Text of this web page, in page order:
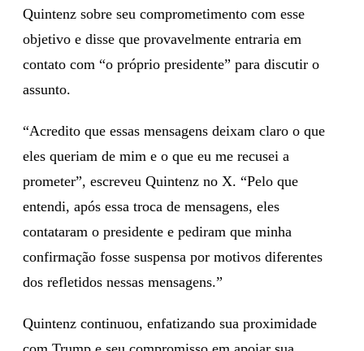
Quintenz sobre seu comprometimento com esse
objetivo e disse que provavelmente entraria em
contato com “o próprio presidente” para discutir o
assunto.
“Acredito que essas mensagens deixam claro o que
eles queriam de mim e o que eu me recusei a
prometer”, escreveu Quintenz no X. “Pelo que
entendi, após essa troca de mensagens, eles
contataram o presidente e pediram que minha
confirmação fosse suspensa por motivos diferentes
dos refletidos nessas mensagens.”
Quintenz continuou, enfatizando sua proximidade